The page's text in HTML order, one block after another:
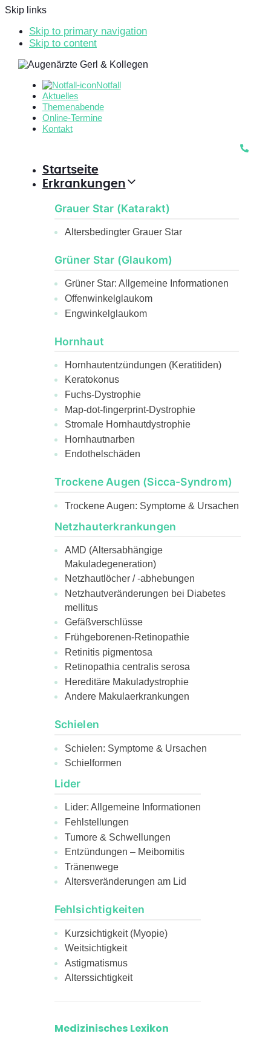
Skip links
Skip to primary navigation
Skip to content
Notfall
Aktuelles
Themenabende
Online-Termine
Kontakt
Startseite
Erkrankungen
Grauer Star (Katarakt)
Altersbedingter Grauer Star
Grüner Star (Glaukom)
Grüner Star: Allgemeine Informationen
Offenwinkelglaukom
Engwinkelglaukom
Hornhaut
Hornhautentzündungen (Keratitiden)
Keratokonus
Fuchs-Dystrophie
Map-dot-fingerprint-Dystrophie
Stromale Hornhautdystrophie
Hornhautnarben
Endothelschäden
Trockene Augen (Sicca-Syndrom)
Trockene Augen: Symptome & Ursachen
Netzhauterkrankungen
AMD (Altersabhängige
Makuladegeneration)
Netzhautlöcher / -abhebungen
Netzhautveränderungen bei Diabetes
mellitus
Gefäßverschlüsse
Frühgeborenen-Retinopathie
Retinitis pigmentosa
Retinopathia centralis serosa
Hereditäre Makuladystrophie
Andere Makulaerkrankungen
Schielen
Schielen: Symptome & Ursachen
Schielformen
Lider
Lider: Allgemeine Informationen
Fehlstellungen
Tumore & Schwellungen
Entzündungen – Meibomitis
Tränenwege
Altersveränderungen am Lid
Fehlsichtigkeiten
Kurzsichtigkeit (Myopie)
Weitsichtigkeit
Astigmatismus
Alterssichtigkeit
Medizinisches Lexikon